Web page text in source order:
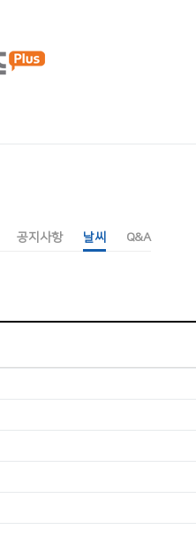
공지사항 날씨 Q&A